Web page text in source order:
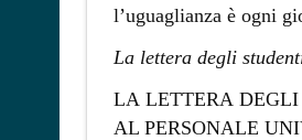
l’uguaglianza è ogni
La lettera degli
LA LETTERA
AL PERSONALE